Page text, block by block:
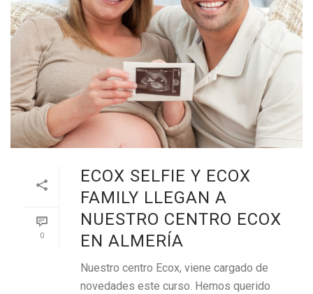
0
ECOX SELFIE Y ECOX
FAMILY LLEGAN A
NUESTRO CENTRO ECOX
EN ALMERÍA
Nuestro centro Ecox, viene cargado de
novedades este curso. Hemos querido